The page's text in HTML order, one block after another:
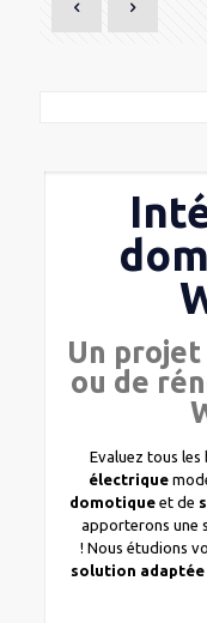
Un
ou de
Evaluez tous les
électrique
domotique et de
apporterons une
! Nous étudions
solution